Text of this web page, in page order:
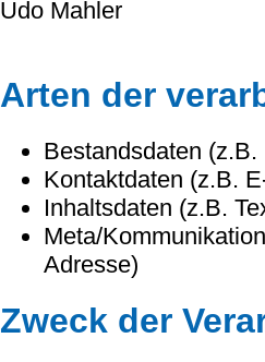
Udo Mahler
Arten der
Bestandsdaten
Kontaktdaten (z.B.
Inhaltsdaten (z.B.
Meta/
Adresse)
Zweck der